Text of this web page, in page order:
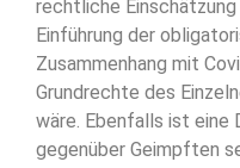
rechtliche
Einführung der
Zusammenhang mit
Grundrechte des
wäre. Ebenfalls ist eine
gegenüber Geimpften